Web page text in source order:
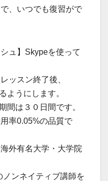
、いつでも復習がで
ュ】Skypeを使って
ッスン終了後、
ようにします。
間は３０日間です。
率0.05%の品質で
外有名大学・大学院
ンネイティブ講師を